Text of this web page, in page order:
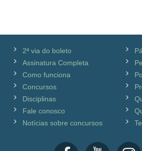
2ª via do boleto
Assinatura Completa
Como funciona
Concursos
Disciplinas
Fale conosco
Notícias sobre concursos